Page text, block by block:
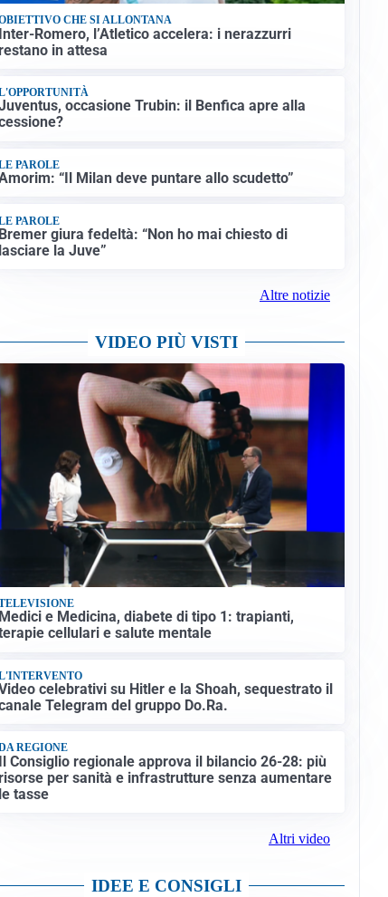
CHE SI ALLONTANA
Inter-Romero, l’Atletico accelera: i nerazzurri
in attesa
occasione Trubin: il Benfica apre alla
PAROLE
“Il Milan deve puntare allo scudetto”
PAROLE
Bremer giura fedeltà: “Non ho mai chiesto di
lasciare la Juve”
Altre notizie
VIDEO PIÙ VISTI
Medici e Medicina, diabete di tipo 1: trapianti,
cellulari e salute mentale
celebrativi su Hitler e la Shoah, sequestrato il
Telegram del gruppo Do.Ra.
REGIONE
Il Consiglio regionale approva il bilancio 26-28: più
per sanità e infrastrutture senza aumentare
le tasse
Altri video
IDEE E CONSIGLI